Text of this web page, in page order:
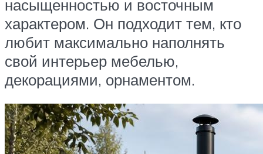
насыщенностью и восточным
характером. Он подходит тем, кто
любит максимально наполнять
свой интерьер мебелью,
декорациями, орнаментом.